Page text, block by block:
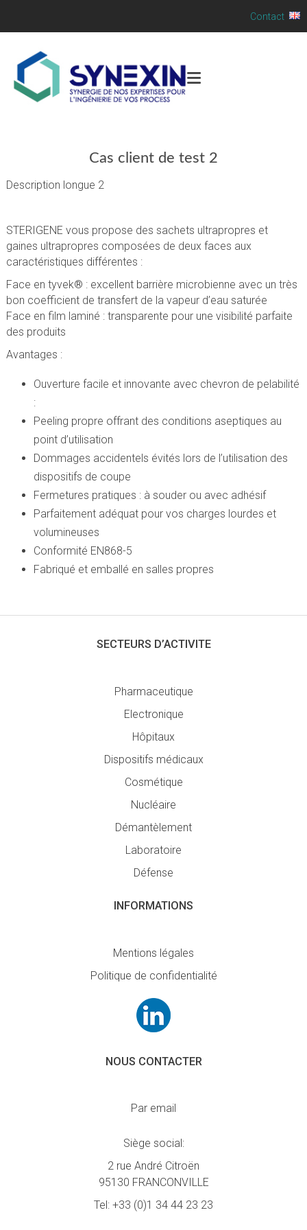
Contact
Cas client de test 2
Description longue 2
STERIGENE vous propose des sachets ultrapropres et
gaines ultrapropres composées de deux faces aux
caractéristiques différentes :
Face en tyvek® : excellent barrière microbienne avec un très
bon coefficient de transfert de la vapeur d’eau saturée
Face en film laminé : transparente pour une visibilité parfaite
des produits
Avantages :
Ouverture facile et innovante avec chevron de pelabilité
:
Peeling propre offrant des conditions aseptiques au
point d’utilisation
Dommages accidentels évités lors de l’utilisation des
dispositifs de coupe
Fermetures pratiques : à souder ou avec adhésif
Parfaitement adéquat pour vos charges lourdes et
volumineuses
Conformité EN868-5
Fabriqué et emballé en salles propres
SECTEURS D’ACTIVITE
Pharmaceutique
Electronique
Hôpitaux
Dispositifs médicaux
Cosmétique
Nucléaire
Démantèlement
Laboratoire
Défense
INFORMATIONS
Mentions légales
Politique de confidentialité
NOUS CONTACTER
Par email
Siège social:
2 rue André Citroën
95130 FRANCONVILLE
Tel: +33 (0)1 34 44 23 23